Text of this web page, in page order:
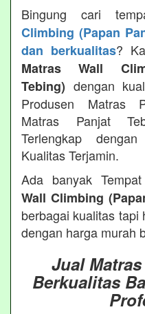
Bingung cari
Climbing (Papan
dan berkualitas?
Matras Wall
Tebing) dengan
Produsen Matras
Matras Panjat
Terlengkap
Kualitas Terjamin.
Ada banyak
Wall Climbing
berbagai kualitas tapi
dengan harga murah
Jual
Berkualitas